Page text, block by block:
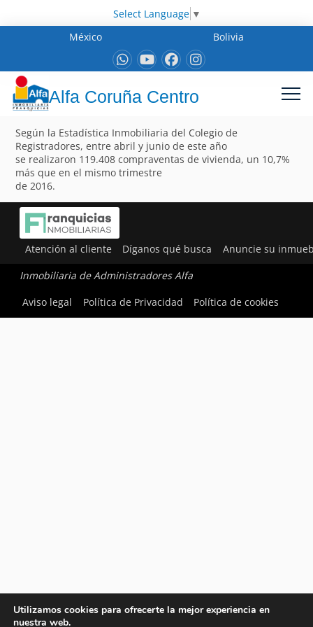
Select Language ▼
México
Bolivia
Alfa Coruña Centro
Según la Estadística Inmobiliaria del Colegio de
Registradores, entre abril y junio de este año
se realizaron 119.408 compraventas de vivienda, un 10,7%
más que en el mismo trimestre
de 2016.
Atención al cliente Díganos qué busca Anuncie su
Inmobiliaria de Administradores Alfa
Aviso legal
Política de Privacidad Política de cookies
Utilizamos cookies para ofrecerte la mejor experiencia en
nuestra web.